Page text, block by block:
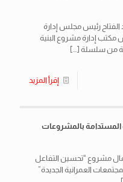
رئيس مجلس إدارة
مكتب إدارة مشروع البنية
من سلسلة […]
إقرأ المزيد
المستدامة بالمشروعات
إطار أعمال مشروع “تحسين التفاعل
العمرانية الجديدة”